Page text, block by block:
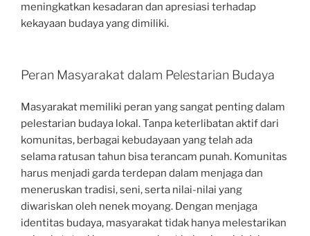
meningkatkan kesadaran dan apresiasi terhadap
kekayaan budaya yang dimiliki.
Peran Masyarakat dalam Pelestarian Budaya
Masyarakat memiliki peran yang sangat penting dalam
pelestarian budaya lokal. Tanpa keterlibatan aktif dari
komunitas, berbagai kebudayaan yang telah ada
selama ratusan tahun bisa terancam punah. Komunitas
harus menjadi garda terdepan dalam menjaga dan
meneruskan tradisi, seni, serta nilai-nilai yang
diwariskan oleh nenek moyang. Dengan menjaga
identitas budaya, masyarakat tidak hanya melestarikan